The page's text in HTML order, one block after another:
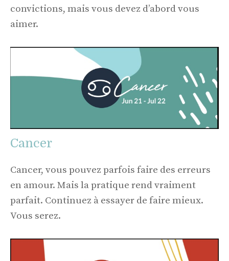
convictions, mais vous devez d’abord vous
aimer.
Cancer
Cancer, vous pouvez parfois faire des erreurs
en amour. Mais la pratique rend vraiment
parfait. Continuez à essayer de faire mieux.
Vous serez.